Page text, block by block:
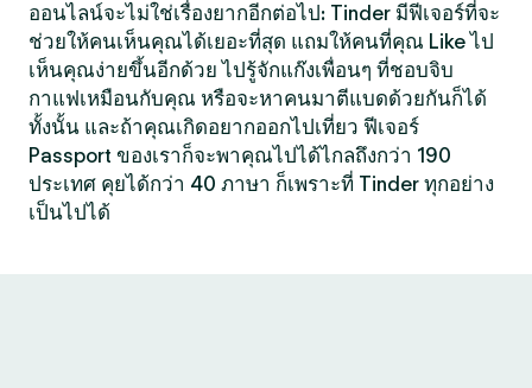
ออนไลน์จะไม่ใช่เรื่องยากอีกต่อไป: Tinder มีฟีเจอร์ที่จะ
ช่วยให้คนเห็นคุณได้เยอะที่สุด แถมให้คนที่คุณ Like ไป
เห็นคุณง่ายขึ้นอีกด้วย ไปรู้จักแก๊งเพื่อนๆ ที่ชอบจิบ
กาแฟเหมือนกับคุณ หรือจะหาคนมาตีแบดด้วยกันก็ได้
ทั้งนั้น และถ้าคุณเกิดอยากออกไปเที่ยว ฟีเจอร์
Passport ของเราก็จะพาคุณไปได้ไกลถึงกว่า 190
ประเทศ คุยได้กว่า 40 ภาษา ก็เพราะที่ Tinder ทุกอย่าง
เป็นไปได้